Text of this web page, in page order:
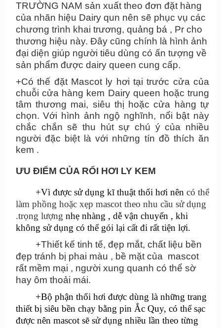
TRƯỜNG NAM sản xuất theo đơn đặt hàng
của nhãn hiệu Dairy qun nên sẽ phục vụ các
chương trình khai trương, quảng bá, Pr cho
thương hiệu này. Đây cũng chính là hình ảnh
đại diện giúp người tiêu dùng có ấn tượng về
sản phẩm được dairy queen cung cấp.
+Có thế đặt Mascot ly hơi tại trước cửa của
chuỗi cửa hàng kem Dairy queen hoặc trung
tâm thương mai, siêu thị hoặc cửa hàng tự
chọn. Với hình ảnh ngộ nghĩnh, nổi bật này
chắc chắn sẽ thu hút sự chú ý của nhiều
người đặc biệt là với những tín đồ thích ăn
kem .
ƯU ĐIỂM CỦA RỐI HƠI LY KEM
+Vì được sử dụng kĩ thuật thổi hơi nên có thể
làm phồng hoặc xẹp mascot theo nhu cầu sử dụng
.trọng lượng nhẹ nhàng , dễ vận chuyển , khi
không sử dụng có thể gói lại cất đi rất tiện lợi.
+Thiết kế tinh tế, đẹp mắt, chất liệu bền
đẹp tránh bị phai màu , bề mặt của mascot
rất mềm mại , người xung quanh có thể sờ
hay ôm thoải mái.
+Bộ phận thổi hơi được dùng là những trang
thiết bị siêu bền chạy bằng pin Ắc Quy, có thể sạc
được nên mascot sẽ sử dụng nhiều lần theo từng